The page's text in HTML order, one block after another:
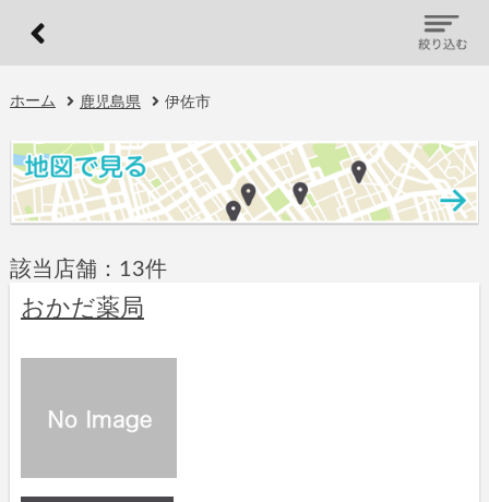
ホーム 鹿児島県 伊佐市
該当店舗：13件
おかだ薬局